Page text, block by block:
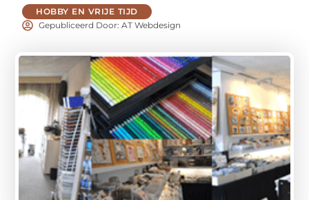
HOBBY EN VRIJE TIJD
Gepubliceerd Door: AT Webdesign